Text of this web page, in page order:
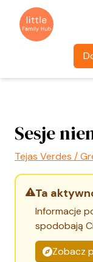
Sesje
Tejas Verdes /
Ta
Informacje
spodobają
Zobacz